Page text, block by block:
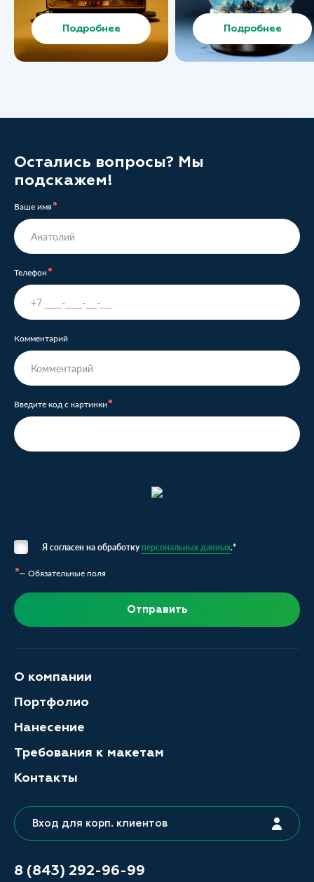
Подробнее Подробнее
Остались вопросы? Мы
подскажем!
Ваше имя
Телефон
Комментарий
Введите код с картинки
Я согласен на обработкуперсональных данных.*
— Обязательные поля
Отправить
О компании
Портфолио
Нанесение
Требования к макетам
Контакты
Вход для корп. клиентов
8 (843) 292-96-99